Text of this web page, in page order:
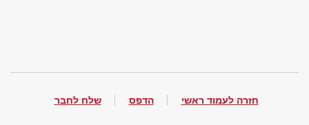
חזרה לעמוד ראשי הדפס שלח לחבר